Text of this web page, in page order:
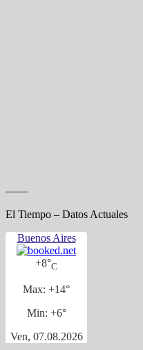
——
El Tiempo – Datos Actuales
Buenos Aires
+8°C
Max: +14°
Min: +6°
Ven, 07.08.2026